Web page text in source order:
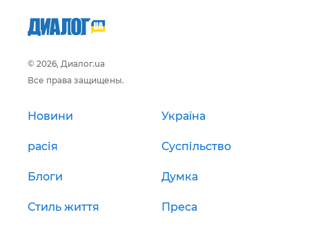
© 2026, Диалог.ua
Все права защищены.
Новини Україна
расія Суспільство
Блоги Думка
Стиль життя Преса